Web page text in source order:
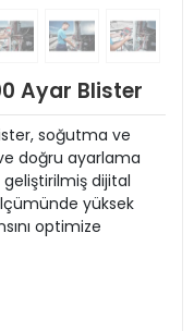
Ayar Blister
soğutma ve
doğru ayarlama
dijital
yüksek
optimize